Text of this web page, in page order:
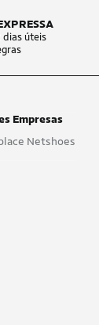
dias úteis
Empresas
Netshoes